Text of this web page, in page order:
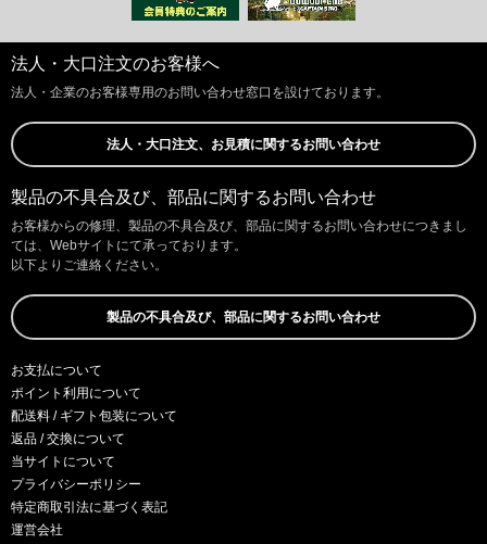
法人・大口注文のお客様へ
法人・企業のお客様専用のお問い合わせ窓口を設けております。
法人・大口注文、お見積に関するお問い合わせ
製品の不具合及び、部品に関するお問い合わせ
お客様からの修理、製品の不具合及び、部品に関するお問い合わせにつきまし
ては、Webサイトにて承っております。
以下よりご連絡ください。
製品の不具合及び、部品に関するお問い合わせ
お支払について
ポイント利用について
配送料 / ギフト包装について
返品 / 交換について
当サイトについて
プライバシーポリシー
特定商取引法に基づく表記
運営会社